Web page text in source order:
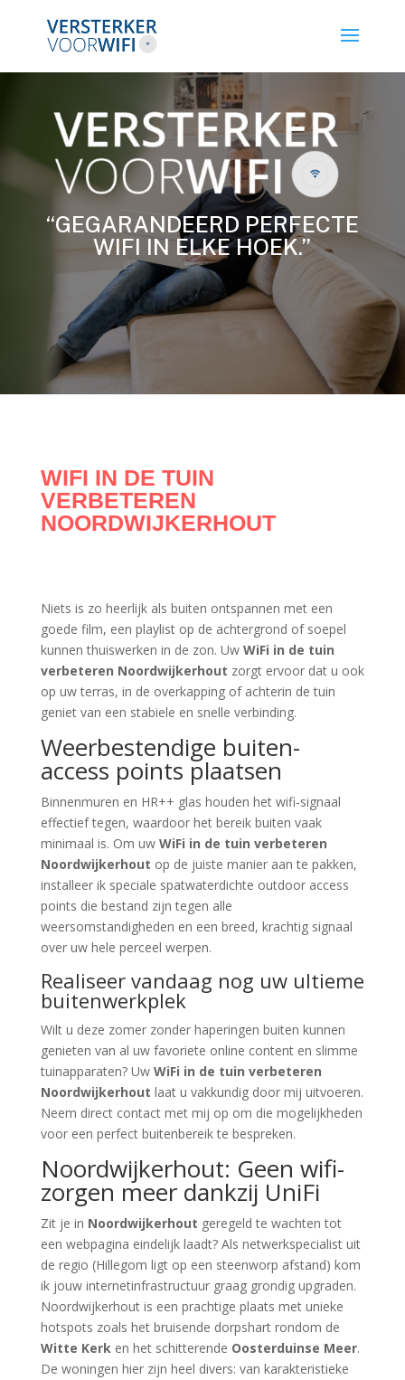
“GEGARANDEERD PERFECTE
WIFI IN ELKE HOEK.”
WIFI IN DE TUIN
VERBETEREN
NOORDWIJKERHOUT
Niets is zo heerlijk als buiten ontspannen met een
goede film, een playlist op de achtergrond of soepel
kunnen thuiswerken in de zon. Uw WiFi in de tuin
verbeteren Noordwijkerhout zorgt ervoor dat u ook
op uw terras, in de overkapping of achterin de tuin
geniet van een stabiele en snelle verbinding.
Weerbestendige buiten-
access points plaatsen
Binnenmuren en HR++ glas houden het wifi-signaal
effectief tegen, waardoor het bereik buiten vaak
minimaal is. Om uw WiFi in de tuin verbeteren
Noordwijkerhout op de juiste manier aan te pakken,
installeer ik speciale spatwaterdichte outdoor access
points die bestand zijn tegen alle
weersomstandigheden en een breed, krachtig signaal
over uw hele perceel werpen.
Realiseer vandaag nog uw ultieme
buitenwerkplek
Wilt u deze zomer zonder haperingen buiten kunnen
genieten van al uw favoriete online content en slimme
tuinapparaten? Uw WiFi in de tuin verbeteren
Noordwijkerhout laat u vakkundig door mij uitvoeren.
Neem direct contact met mij op om die mogelijkheden
voor een perfect buitenbereik te bespreken.
Noordwijkerhout: Geen wifi-
zorgen meer dankzij UniFi
Zit je in Noordwijkerhout geregeld te wachten tot
een webpagina eindelijk laadt? Als netwerkspecialist uit
de regio (Hillegom ligt op een steenworp afstand) kom
ik jouw internetinfrastructuur graag grondig upgraden.
Noordwijkerhout is een prachtige plaats met unieke
hotspots zoals het bruisende dorpshart rondom de
Witte Kerken het schitterende Oosterduinse Meer.
De woningen hier zijn heel divers: van karakteristieke